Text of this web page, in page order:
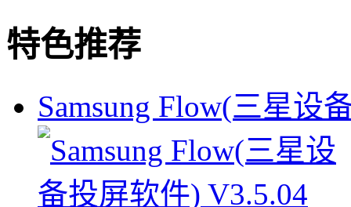
特色推荐
Samsung Flow(三星设